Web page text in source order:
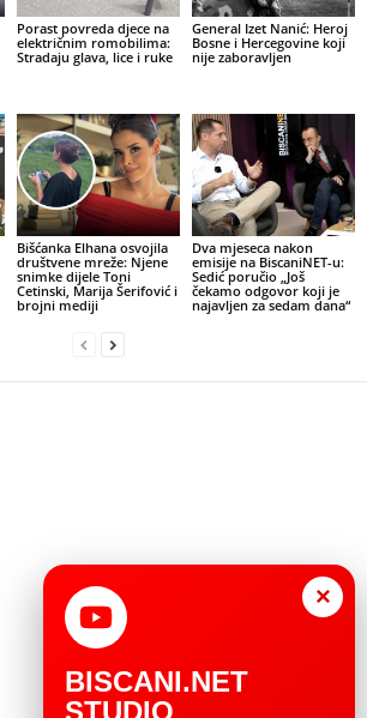
Porast povreda djece na
električnim romobilima:
Stradaju glava, lice i ruke
General Izet Nanić: Heroj
Bosne i Hercegovine koji
nije zaboravljen
Bišćanka Elhana osvojila
društvene mreže: Njene
snimke dijele Toni
Cetinski, Marija Šerifović i
brojni mediji
Dva mjeseca nakon
emisije na BiscaniNET-u:
Sedić poručio „Još
čekamo odgovor koji je
najavljen za sedam dana“
×
BISCANI.NET
STUDIO